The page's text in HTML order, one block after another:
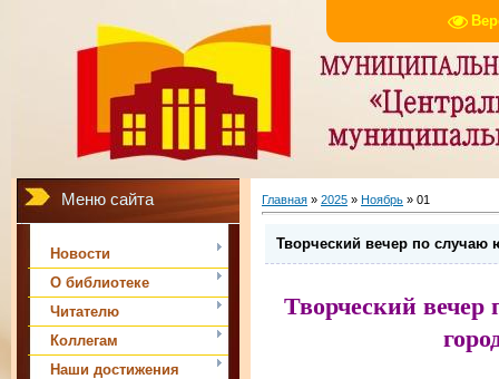
Меню сайта
Новости
О библиотеке
Читателю
Коллегам
Наши достижения
Главная » 2025 » Ноябрь » 01
Творческий вечер по случаю
Творческий